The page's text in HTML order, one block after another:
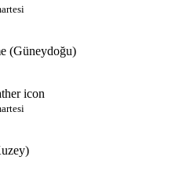
(Güneydoğu)